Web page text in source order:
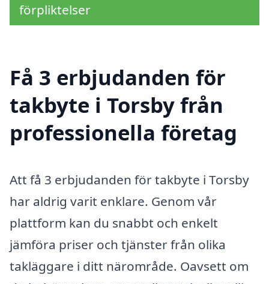
förpliktelser
Få 3 erbjudanden för
takbyte i Torsby från
professionella företag
Att få 3 erbjudanden för takbyte i Torsby
har aldrig varit enklare. Genom vår
plattform kan du snabbt och enkelt
jämföra priser och tjänster från olika
takläggare i ditt närområde. Oavsett om